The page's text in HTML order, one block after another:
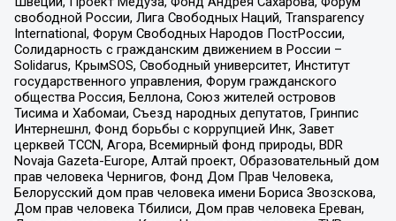
свободной России, Лига Свободных Наций, Transparеncy
International, Форум Свободных Народов ПостРоссии,
Солидарность с гражданским движением в России –
Solidarus, КрымSOS, Свободный университет, Институт
государственного управления, Форум гражданского
общества Россия, Беллона, Союз жителей островов
Тисима и Хабомаи, Съезд народных депутатов, Гринпис
Интернешнл, Фонд борьбы с коррупцией Инк, Завет
церквей TCCN, Агора, Всемирный фонд природы, BDR
Novaja Gazeta-Europe, Алтай проект, Образовательный дом
прав человека Чернигов, Фонд Дом Прав Человека,
Белорусский дом прав человека имени Бориса Звозскова,
Дом прав человека Тбилиси, Дом прав человека Ереван,